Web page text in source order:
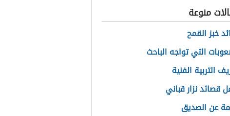
منوعة
خبز القمح
التي تواجه الباحث
التربية الفنية
قصائد نزار قباني
عن الصديق